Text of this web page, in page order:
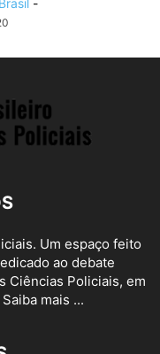
-
Um espaço feito
ao debate
Ciências Policiais, em
mais ...